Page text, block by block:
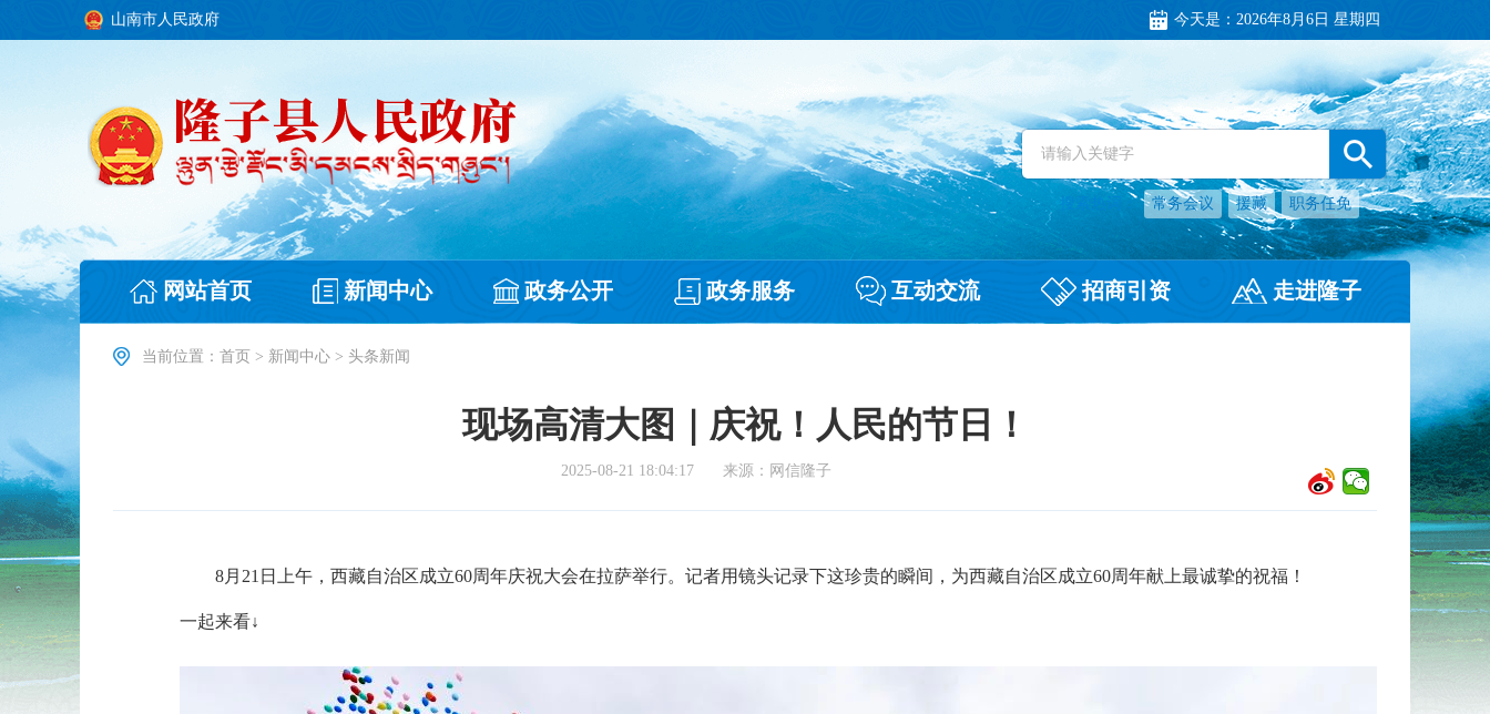
山南市人民政府 今天是： 2026年8月6日 星期四
搜索热词： 常务会议 援藏 职务任免
网站首页 新闻中心 政务公开 政务服务 互动交流 招商引资 走进隆子
当前位置： 首页 > 新闻中心 > 头条新闻
现场高清大图｜庆祝！人民的节日！
2025-08-21 18:04:17 来源：网信隆子
8月21日上午，西藏自治区成立60周年庆祝大会在拉萨举行。记者用镜头记录下这珍贵的瞬间，为西藏自治区成立60周年献上最诚挚的祝福！
一起来看↓